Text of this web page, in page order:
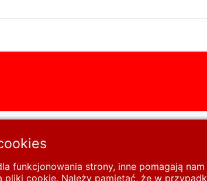
funkcjonowania strony, inne pomagają
cookie. Należy pamiętać, że w